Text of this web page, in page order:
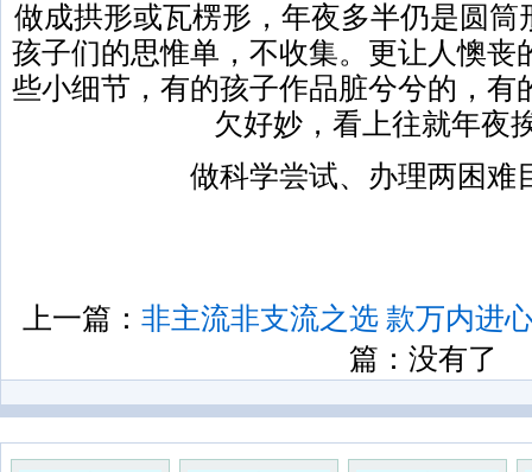
做成拱形或瓦楞形，年夜多半仍是圆筒
孩子们的思惟单，不收集。更让人懊丧
些小细节，有的孩子作品脏兮兮的，有
欠好妙，看上往就年夜
做科学尝试、办理两困难
上一篇： 非主流非支流之选 款万内进
篇：没有了